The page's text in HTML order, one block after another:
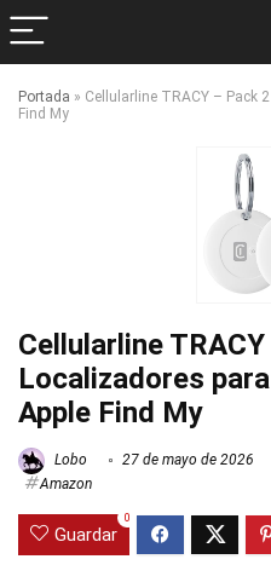
Portada » Cellularline TRACY – Pack
Find My
Cellularline
Localizadores
Apple Find My
Lobo 27 de mayo de 2026
Amazon
Guardar
0